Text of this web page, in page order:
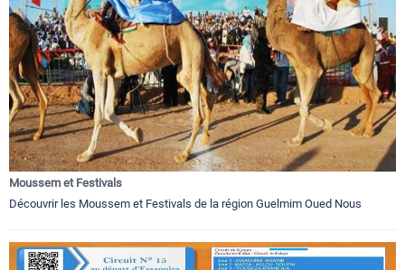
Moussem et Festivals
Découvrir les Moussem et Festivals de la région Guelmim Oued Nous